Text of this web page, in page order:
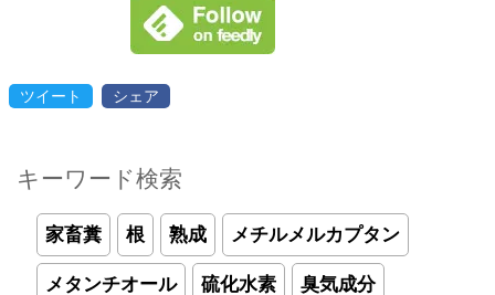
ツイート シェア
キーワード検索
家畜糞 根 熟成 メチルメルカプタン
メタンチオール 硫化水素 臭気成分